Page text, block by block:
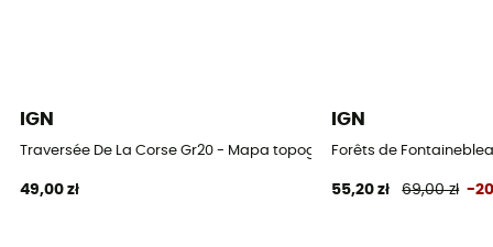
IGN
Traversée De La Corse Gr20 - Mapa topograficzna
49,00 zł
IGN
Forêts de
55,20 zł 69,00 zł -